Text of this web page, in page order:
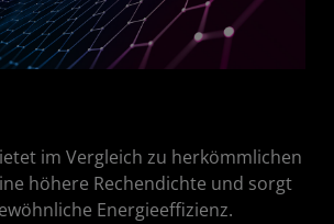
im Vergleich zu herkömmlichen
höhere Rechendichte und sorgt
Energieeffizienz.